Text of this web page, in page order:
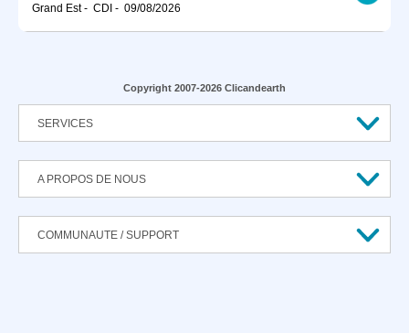
Grand Est- CDI - 09/08/2026
Copyright 2007-2026 Clicandearth
SERVICES
A PROPOS DE NOUS
COMMUNAUTE / SUPPORT